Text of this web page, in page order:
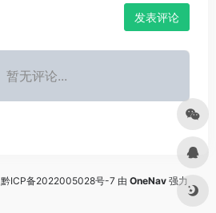
发表评论
暂无评论...
黔ICP备2022005028号-7 由 OneNav 强力